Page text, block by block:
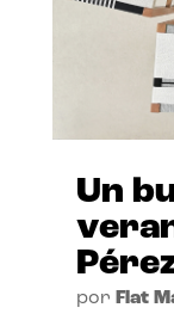
Un
por Flat